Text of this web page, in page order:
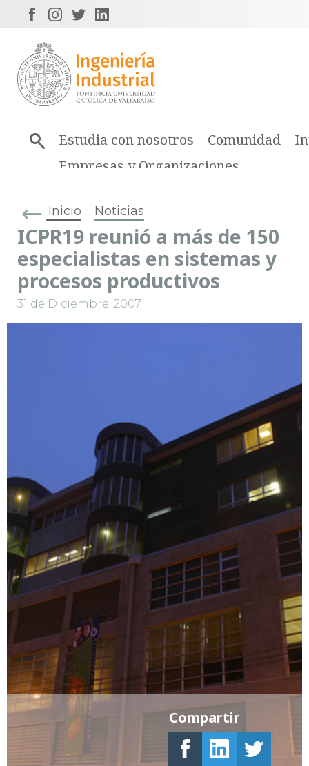
Estudia con nosotros Comunidad
Empresas y Organizaciones
Inicio Noticias
ICPR19 reunió a más de 150
especialistas en sistemas y
procesos productivos
31 de Diciembre, 2007
Compartir